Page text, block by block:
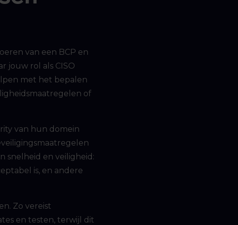
van een BCP en
jouw rol als CISO
met het bepalen
of
van hun domein
snelheid en veiligheid:
is, en andere
Zo vereist
en testen, terwijl dit